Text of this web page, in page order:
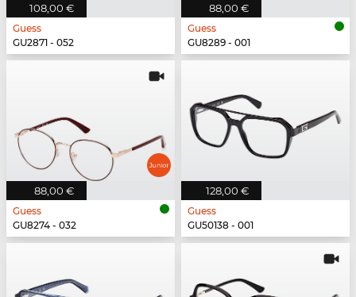
108,00 €
Guess
GU2871 - 052
88,00 €
Guess
GU8289 - 001
88,00 €
Guess
GU8274 - 032
128,00 €
Guess
GU50138 - 001